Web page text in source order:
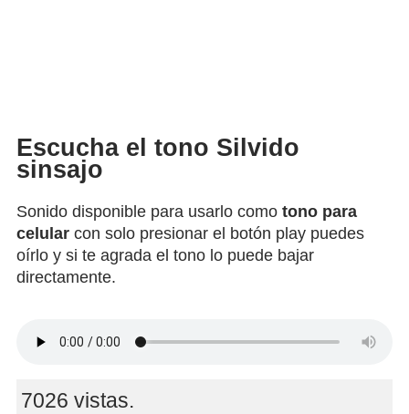
Escucha el tono Silvido
sinsajo
Sonido disponible para usarlo como tono para
celular con solo presionar el botón play puedes
oírlo y si te agrada el tono lo puede bajar
directamente.
7026 vistas.